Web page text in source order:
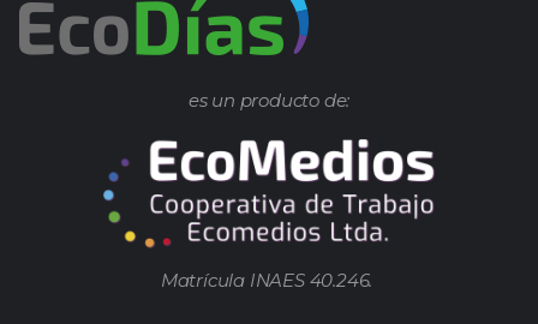
es un producto de:
Matrícula INAES 40.246.